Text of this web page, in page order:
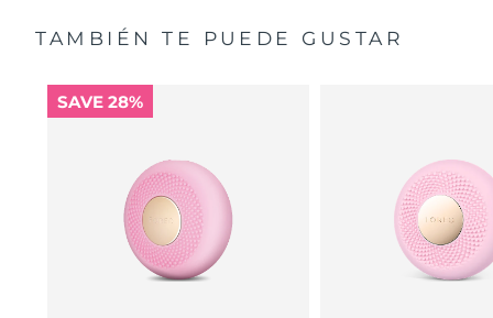
TAMBIÉN TE PUEDE GUSTAR
SAVE 28%